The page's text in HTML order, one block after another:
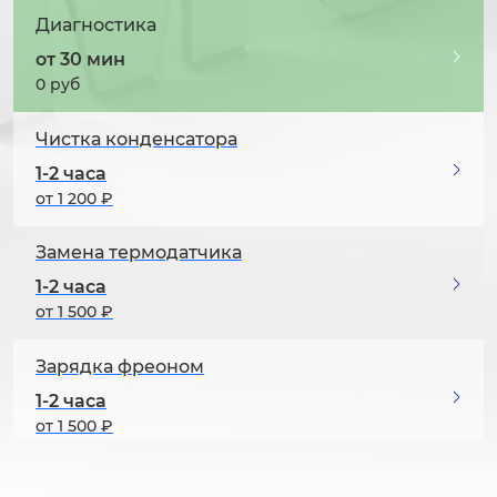
Диагностика
от 30 мин
0 руб
Чистка конденсатора
1-2 часа
от 1 200 ₽
Замена термодатчика
1-2 часа
от 1 500 ₽
Зарядка фреоном
1-2 часа
от 1 500 ₽